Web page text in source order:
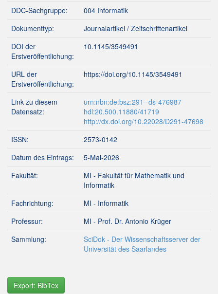
DDC-Sachgruppe:
004 Informatik
Dokumenttyp:
Journalartikel / Zeitschriftenartikel
DOI der
Erstveröffentlichung:
10.1145/3549491
URL der
Erstveröffentlichung:
https://doi.org/10.1145/3549491
Link zu diesem
Datensatz:
urn:nbn:de:bsz:291--ds-476987
hdl:20.500.11880/41719
http://dx.doi.org/10.22028/D291-47698
ISSN:
2573-0142
Datum des Eintrags:
5-Mai-2026
Fakultät:
MI - Fakultät für Mathematik und
Informatik
Fachrichtung:
MI - Informatik
Professur:
MI - Prof. Dr. Antonio Krüger
Sammlung:
SciDok - Der Wissenschaftsserver der
Universität des Saarlandes
Export: BibTex